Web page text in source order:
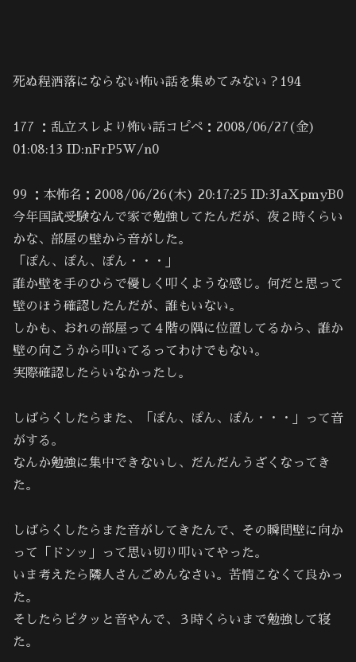
死ぬ程洒落にならない怖い話を集めてみない？194
177 ：乱立スレより怖い話コピペ：2008/06/27(金)
01:08:13 ID:nFrP5W/n0
99 ：本怖名：2008/06/26(木) 20:17:25 ID:3JaXpmyB0
今年国試受験なんで家で勉強してたんだが、夜２時くらい
かな、部屋の壁から音がした。
「ぽん、ぽん、ぽん・・・」
誰か壁を手のひらで優しく叩くような感じ。何だと思って
壁のほう確認したんだが、誰もいない。
しかも、おれの部屋って４階の隅に位置してるから、誰か
壁の向こうから叩いてるってわけでもない。
実際確認したらいなかったし。
しばらくしたらまた、「ぽん、ぽん、ぽん・・・」って音
がする。
なんか勉強に集中できないし、だんだんうざくなってき
た。
しばらくしたらまた音がしてきたんで、その瞬間壁に向か
って「ドンッ」って思い切り叩いてやった。
いま考えたら隣人さんごめんなさい。苦情こなくて良かっ
た。
そしたらピタッと音やんで、３時くらいまで勉強して寝
た。